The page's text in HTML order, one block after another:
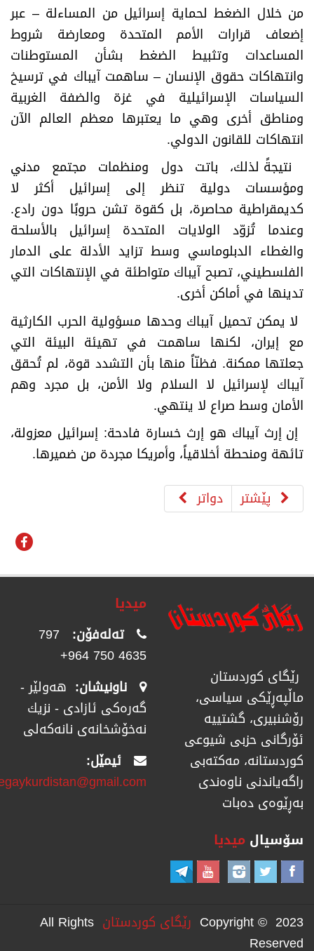
من خلال الضغط لحماية إسرائيل من المساءلة – عبر
إضعاف قرارات الأمم المتحدة ومعارضة شروط
المساعدات وتثبيط الضغط بشأن المستوطنات
وانتهاكات حقوق الإنسان – ساهمت آيباك في ترسيخ
السياسات الإسرائيلية في غزة والضفة الغربية
ومناطق أخرى وهي ما يعتبرها معظم العالم الآن
انتهاكات للقانون الدولي.
نتيجةً لذلك، باتت دول ومنظمات مجتمع مدني
ومؤسسات دولية تنظر إلى إسرائيل أكثر لا
كديمقراطية محاصرة، بل كقوة تشن حروبًا دون رادع.
وعندما تُزوّد الولايات المتحدة إسرائيل بالأسلحة
والغطاء الدبلوماسي وسط تزايد الأدلة على الدمار
الفلسطيني، تصبح آيباك متواطئة في الإنتهاكات التي
تدينها في أماكن أخرى.
لا يمكن تحميل آيباك وحدها مسؤولية الحرب الكارثية
مع إيران، لكنها ساهمت في تهيئة البيئة التي
جعلتها ممكنة. فظنّاً منها بأن التشدد قوة، لم تُحقق
آيباك لإسرائيل لا السلام ولا الأمن، بل مجرد وهم
الأمان وسط صراع لا ينتهي.
إن إرث آيباك هو إرث خسارة فادحة: إسرائيل معزولة،
تائهة ومنحطة أخلاقياً، وأمريكا مجردة من ضميرها.
پێشتر
دواتر
رێگای كوردستان
ماڵپەڕێكی سیاسی،
رۆشنبیری، گشتییە
ئۆرگانی حزبی شیوعی
كوردستانە، مەكتەبی
راگەیاندنی ناوەندی
بەڕێوەی دەبات
میدیا
تەلەفۆن: 797
4635 750 964+
ناونیشان: هەولێر -
گەرەکی ئازادی - نزیك
نەخۆشخانەی نانەکەلی
ئیمێل:
سۆسیال میدیا
Copyright © 2023 رێگای كوردستان All Rights
Reserved